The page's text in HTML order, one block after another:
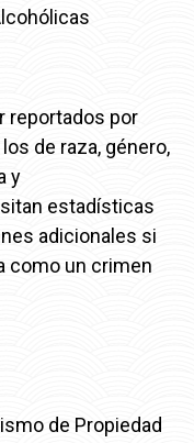
reportados por
de raza, género,
y
estadísticas
adicionales si
como un crimen
de Propiedad